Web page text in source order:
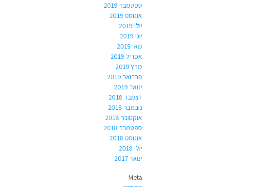
ספטמבר 2019
אוגוסט 2019
יולי 2019
יוני 2019
מאי 2019
אפריל 2019
מרץ 2019
פברואר 2019
ינואר 2019
דצמבר 2018
נובמבר 2018
אוקטובר 2018
ספטמבר 2018
אוגוסט 2018
יולי 2018
ינואר 2017
Meta